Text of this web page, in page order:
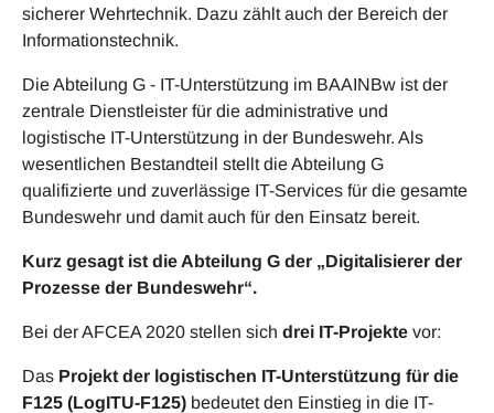
sicherer Wehrtechnik. Dazu zählt auch der Bereich der
Informationstechnik.
Die Abteilung G - IT-Unterstützung im BAAINBw ist der
zentrale Dienstleister für die administrative und
logistische IT-Unterstützung in der Bundeswehr. Als
wesentlichen Bestandteil stellt die Abteilung G
qualifizierte und zuverlässige IT-Services für die gesamte
Bundeswehr und damit auch für den Einsatz bereit.
Kurz gesagt ist die Abteilung G der „Digitalisierer der
Prozesse der Bundeswehr“.
Bei der AFCEA 2020 stellen sich drei IT-Projekte vor:
Das Projekt der logistischen IT-Unterstützung für die
F125 (LogITU-F125) bedeutet den Einstieg in die IT-